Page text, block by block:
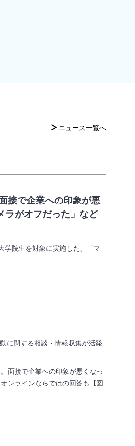
ニュース一覧へ
接で企業への印象が悪
ラがオフだった」など
学院生を対象に実施した、「マ
に関する相談・情報収集が活発
面接で企業への印象が悪くなっ
ンラインならではの回答も【図